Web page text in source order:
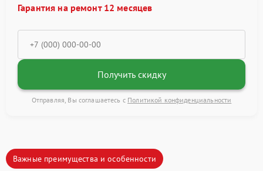
Гарантия на ремонт 12 месяцев
Получить скидку
Отправляя, Вы соглашаетесь с Политикой конфиденциальности
Важные преимущества и особенности